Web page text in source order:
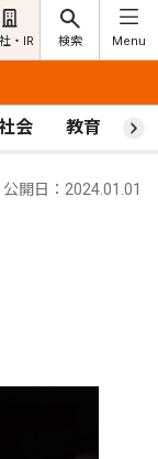
・IR 検索 Menu
会 教育 ス
公開日：2024.01.01